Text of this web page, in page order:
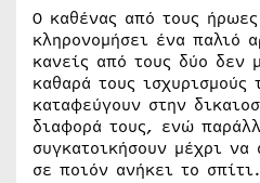
Ο καθένας από τους
κληρονομήσει ένα παλιό
κανείς από τους δύο δεν
καθαρά τους ισχυρισμούς
καταφεύγουν στην
διαφορά τους, ενώ
συγκατοικήσουν μέχρι να
σε ποιόν ανήκει το σπίτι.